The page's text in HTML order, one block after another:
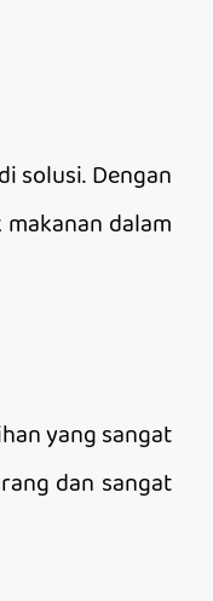
solusi. Dengan
dalam
yang sangat
dan sangat